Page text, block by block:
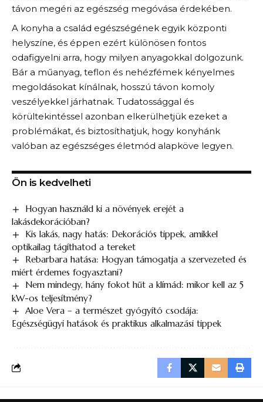
távon megéri az egészség megóvása érdekében.
A konyha a család egészségének egyik központi
helyszíne, és éppen ezért különösen fontos
odafigyelni arra, hogy milyen anyagokkal dolgozunk.
Bár a műanyag, teflon és nehézfémek kényelmes
megoldásokat kínálnak, hosszú távon komoly
veszélyekkel járhatnak. Tudatossággal és
körültekintéssel azonban elkerülhetjük ezeket a
problémákat, és biztosíthatjuk, hogy konyhánk
valóban az egészséges életmód alapköve legyen.
Ön is kedvelheti
Hogyan használd ki a növények erejét a
lakásdekorációban?
Kis lakás, nagy hatás: Dekorációs tippek, amikkel
optikailag tágíthatod a tereket
Rebarbara hatása: Hogyan támogatja a szervezeted és
miért érdemes fogyasztani?
Nem mindegy, hány fokot hűt a klímád: mikor kell az 5
kW-os teljesítmény?
Aloe Vera – a természet gyógyító csodája:
Egészségügyi hatások és praktikus alkalmazási tippek